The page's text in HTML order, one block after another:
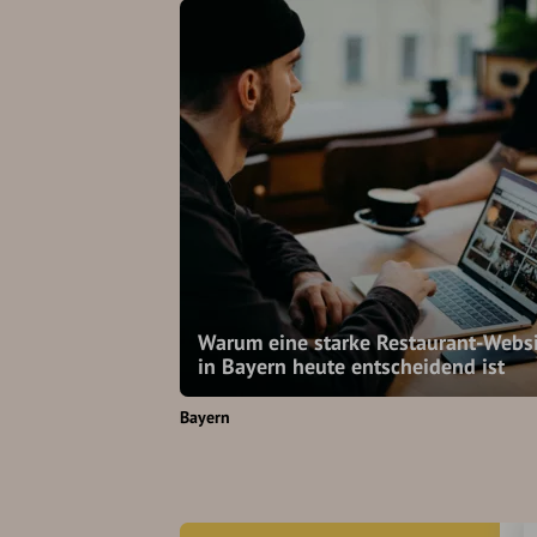
Warum eine starke Restaurant-
in Bayern heute entscheidend ist
Bayern